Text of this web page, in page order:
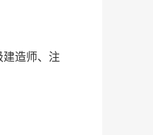
造师、注